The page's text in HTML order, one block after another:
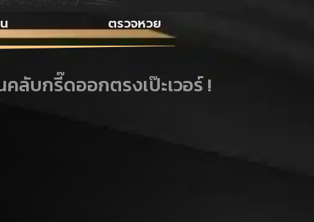
ตรวจหวย
ลับกรี๊ดออกตรงเป๊ะเวอร์ !